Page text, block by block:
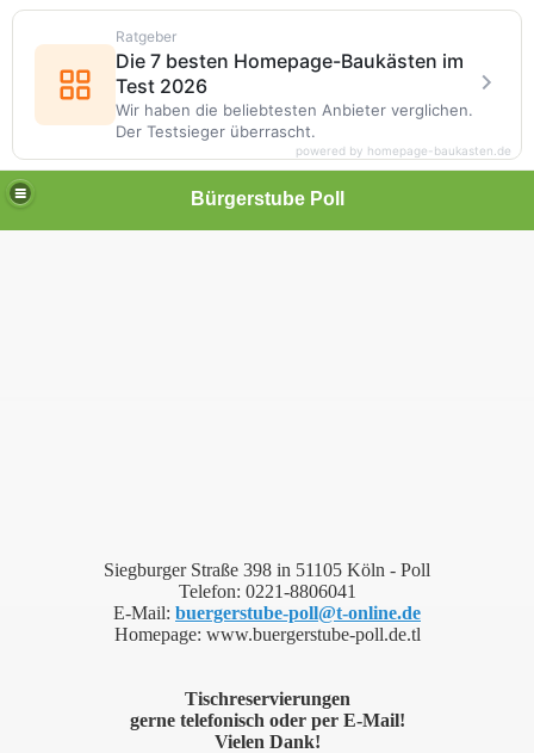
Bürgerstube Poll
Siegburger Straße 398 in 51105 Köln - Poll
Telefon: 0221-8806041
E-Mail: buergerstube-poll@t-online.de
Homepage: www.buergerstube-poll.de.tl
Tischreservierungen
gerne telefonisch oder per E-Mail!
Vielen Dank!
Ratgeber
Die 7 besten Homepage-Baukästen im
Test 2026
Wir haben die beliebtesten Anbieter verglichen.
Der Testsieger überrascht.
powered by homepage-baukasten.de